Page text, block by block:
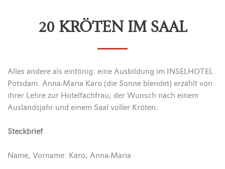
20 KRÖTEN IM SAAL
Alles andere als eintönig: eine Ausbildung im INSELHOTEL
Potsdam. Anna-Maria Karo (die Sonne blendet) erzählt von
ihrer Lehre zur Hotelfachfrau, der Wunsch nach einem
Auslandsjahr und einem Saal voller Kröten.
Steckbrief
Name, Vorname: Karo, Anna-Maria